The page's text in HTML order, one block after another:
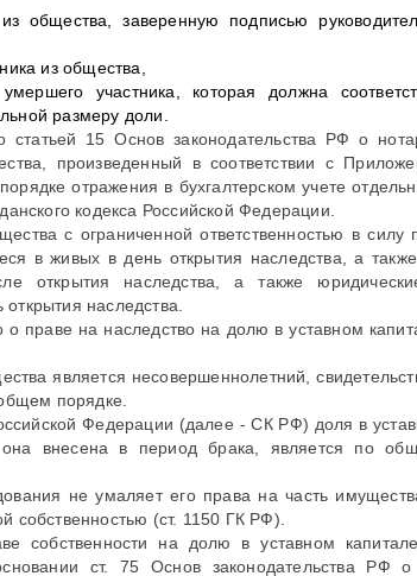
общества, заверенную подписью
из общества,
участника, которая должна
размеру доли.
статьей 15 Основ законодательства РФ о
произведенный в соответствии с
отражения в бухгалтерском учете
кодекса Российской Федерации.
с ограниченной ответственностью в силу
в живых в день открытия наследства, а
открытия наследства, а также
наследства.
о праве на наследство на долю в уставном
является несовершеннолетний,
порядке.
Федерации (далее - СК РФ) доля в
она внесена в период брака, является по
не умаляет его права на часть
собственностью (ст. 1150 ГК РФ).
собственности на долю в уставном
ст. 75 Основ законодательства РФ